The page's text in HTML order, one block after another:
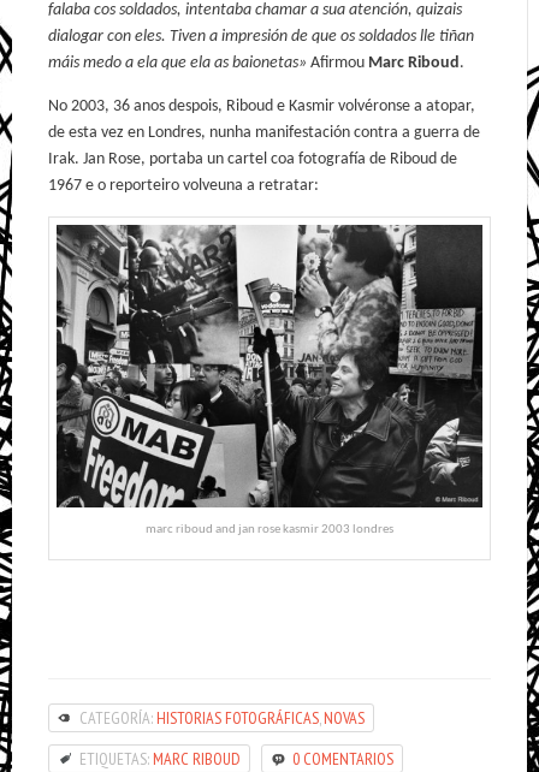
falaba cos soldados, intentaba chamar a sua atención, quizais
dialogar con eles. Tiven a impresión de que os soldados lle tiñan
máis medo a ela que ela as baionetas» Afirmou Marc Riboud.
No 2003, 36 anos despois, Riboud e Kasmir volvéronse a atopar,
de esta vez en Londres, nunha manifestación contra a guerra de
Irak. Jan Rose, portaba un cartel coa fotografía de Riboud de
1967 e o reporteiro volveuna a retratar:
marc riboud and jan rose kasmir 2003 londres
CATEGORÍA: HISTORIAS FOTOGRÁFICAS,NOVAS
ETIQUETAS: MARC RIBOUD 0 COMENTARIOS